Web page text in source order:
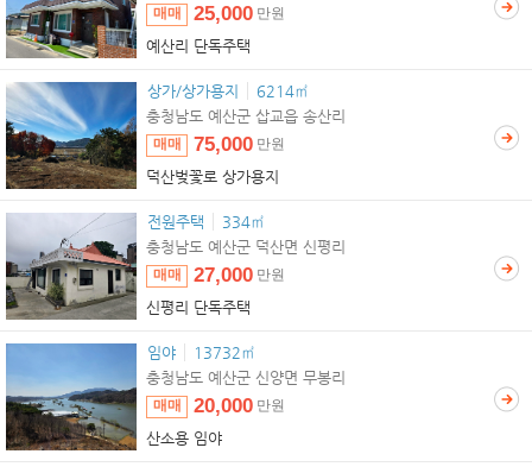
예산리 단독주택
매매 25,000 만원
상가/상가용지 6214㎡
덕산벚꽃로 상가용지
매매 75,000 만원
충청남도 예산군 삽교읍 송산리
전원주택 334㎡
신평리 단독주택
매매 27,000 만원
충청남도 예산군 덕산면 신평리
임야 13732㎡
산소용 임야
매매 20,000 만원
충청남도 예산군 신양면 무봉리